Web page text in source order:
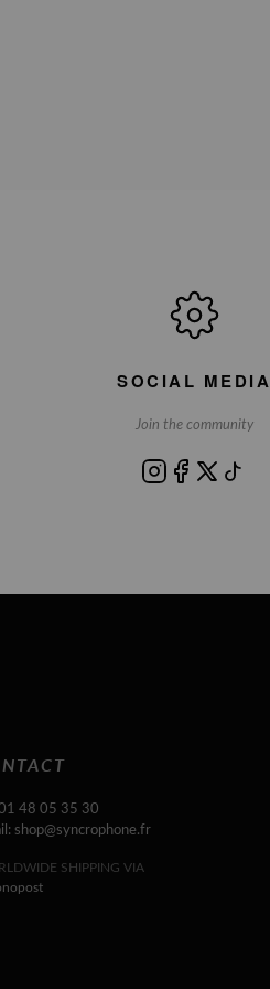
SOCIAL MEDIA
Join the community
48 05 35 30
shop@syncrophone.fr
SHIPPING VIA